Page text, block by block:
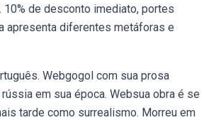
de desconto imediato, portes
apresenta diferentes metáforas e
Webgogol com sua prosa
em sua época. Websua obra é se
tarde como surrealismo. Morreu em